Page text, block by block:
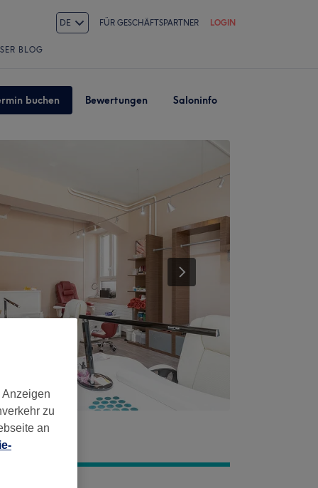
DE FÜR GESCHÄFTSPARTNER LOGIN
BLOG
buchen Bewertungen Saloninfo
zu
an